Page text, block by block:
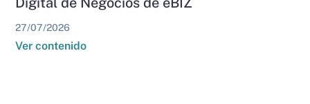
27/07/2026
Ver contenido